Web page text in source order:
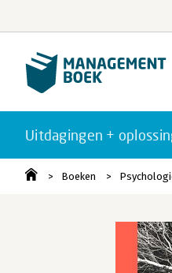
Uitdagingen +
Boeken